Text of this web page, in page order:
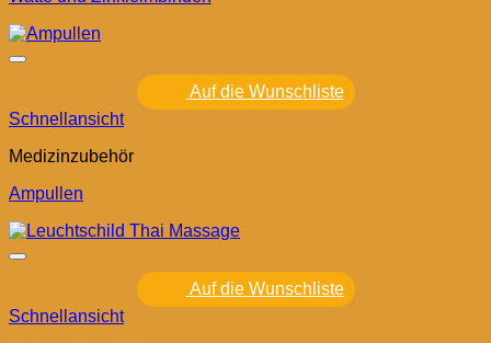
Auf die Wunschliste
Schnellansicht
Medizinzubehör
Ampullen
Auf die Wunschliste
Schnellansicht